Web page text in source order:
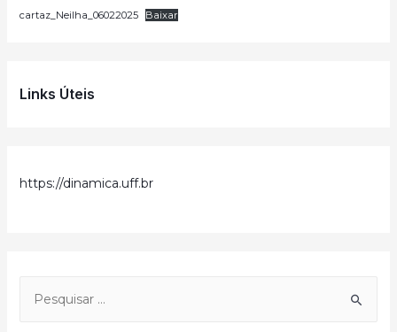
cartaz_Neilha_06022025 Baixar
Links Úteis
https://dinamica.uff.br